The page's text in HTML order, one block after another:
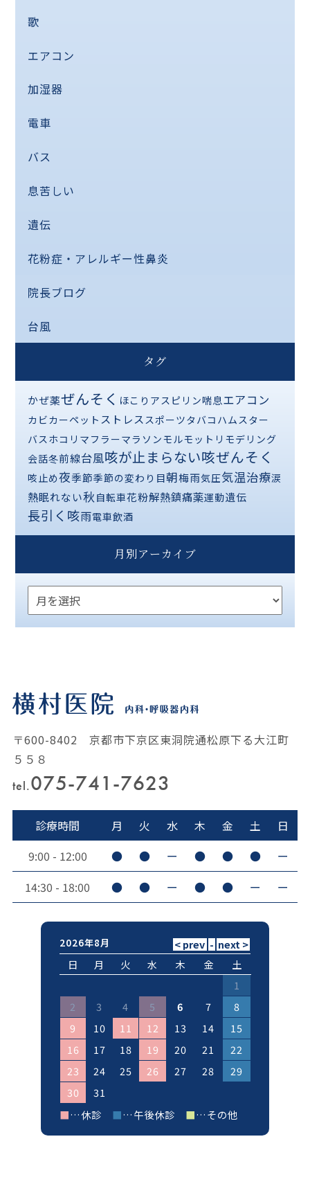
歌
エアコン
加湿器
電車
バス
息苦しい
遺伝
花粉症・アレルギー性鼻炎
院長ブログ
台風
タグ
かぜ薬ぜんそく ほこり アスピリン喘息エアコン
カビカーペット ストレススポーツタバコ ハムスター
バスホコリ マフラーマラソンモルモット リモデリング
会話冬前線台風咳が止まらない咳ぜんそく
咳止め夜季節季節の変わり目朝梅雨気圧気温治療涙
熱眠れない秋 自転車花粉解熱鎮痛薬運動遺伝
長引く咳雨電車飲酒
月別アーカイブ
〒600-8402 京都市下京区東洞院通松原下る大江町
５５８
tel.075-741-7623
診療時間 月 火 水 木 金 土
日
9:00 - 12:00
● ● ー ● ● ●
ー
14:30 - 18:00
● ● ー ● ● ー ー
2026年8月
日 月 火 水 木 金
土
1
2
3 4 5 6 7
8
9
10 11 12 13 14
15
16
17 18 19 20 21
22
23
24 25 26 27 28
29
30
31
■…休診 ■…午後休診 ■…その他